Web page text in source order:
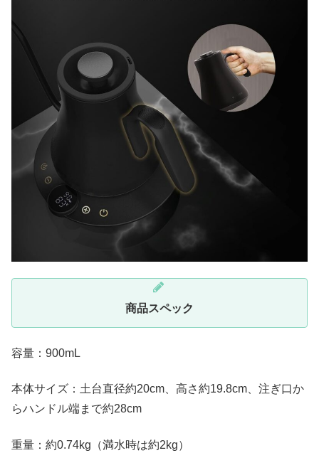
商品スペック
容量：900mL
本体サイズ：土台直径約20cm、高さ約19.8cm、注ぎ口か
らハンドル端まで約28cm
重量：約0.74kg（満水時は約2kg）